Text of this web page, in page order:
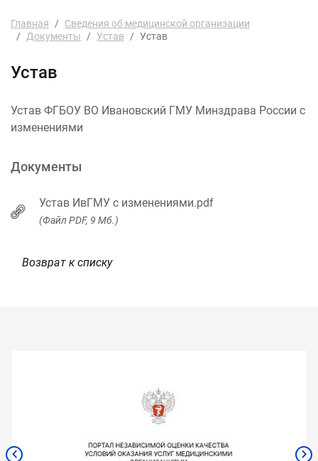
Главная
Сведения об медицинской организации
Документы
Устав Устав
Устав
Устав ФГБОУ ВО Ивановский ГМУ Минздрава России с
изменениями
Документы
Устав ИвГМУ с изменениями.pdf
(Файл PDF, 9 Мб.)
Возврат к списку